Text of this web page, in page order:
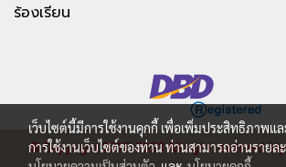
ร้องเรียน
© Copyright 2015-2023 All right reserved.
เว็บไซต์นี้มีการใช้งานคุกกี้ เพื่อเพิ่มประสิทธิภาพแ
การใช้งานเว็บไซต์ของท่าน ท่านสามารถอ่านรายล